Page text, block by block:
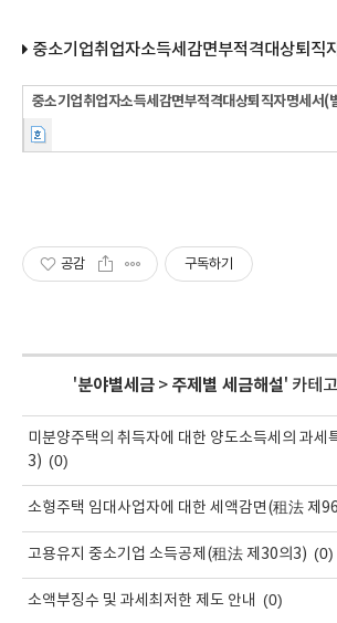
중소기업취업자소득세감면부적격대상퇴직
중소기업취업자소득세감면부적격대상퇴직자명세서(
공감 구독하기
'분야별세금 > 주제별 세금해설' 카테
미분양주택의 취득자에 대한 양도소득세의 과세
3) (0)
소형주택 임대사업자에 대한 세액감면(租法 제
고용유지 중소기업 소득공제(租法 제30의3) (0)
소액부징수 및 과세최저한 제도 안내 (0)